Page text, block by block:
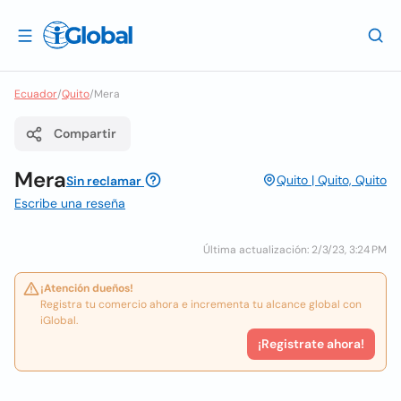
Ecuador/Quito/Mera
Compartir
MeraSin reclamar
Quito | Quito, Quito
Escribe una reseña
Última actualización: 2/3/23, 3:24 PM
¡Atención dueños!
Registra tu comercio ahora e incrementa tu alcance global con
iGlobal.
¡Registrate ahora!